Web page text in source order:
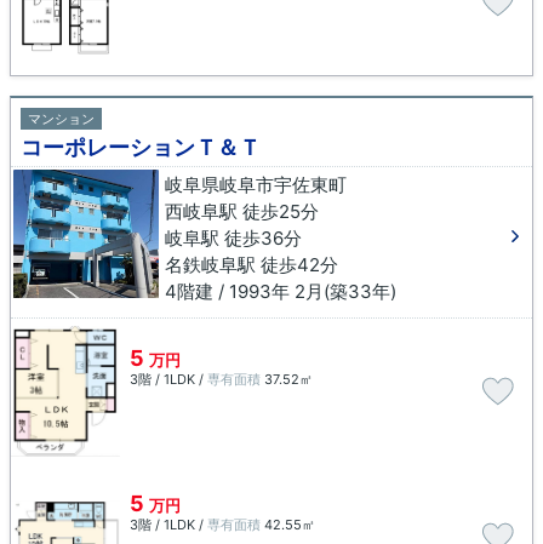
マンション
コーポレーションＴ＆Ｔ
岐阜県岐阜市宇佐東町
西岐阜駅 徒歩25分
岐阜駅 徒歩36分
名鉄岐阜駅 徒歩42分
4階建 / 1993年 2月(築33年)
5 万円
3階 / 1LDK / 専有面積 37.52㎡
5 万円
3階 / 1LDK / 専有面積 42.55㎡